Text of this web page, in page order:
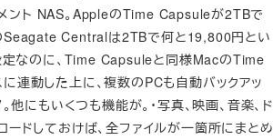
メント NAS。AppleのTime Capsuleが2TBで
Seagate Centralは2TBで何と19,800円とい
定なのに、Time Capsuleと同様MacのTime
連動した上に、複数のPCも自動バックアッ
他にもいくつも機能が。・写真、映画、音楽、ド
ドしておけば、全ファイルが一箇所にまとめ